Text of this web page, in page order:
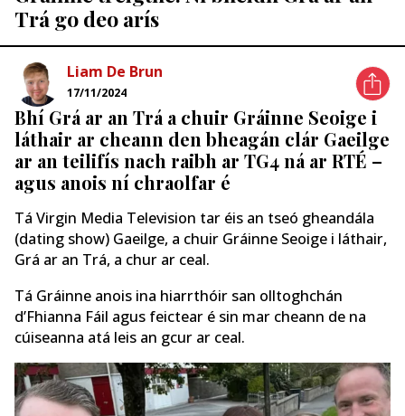
Trá go deo arís
Liam De Brun
17/11/2024
Bhí Grá ar an Trá a chuir Gráinne Seoige i
láthair ar cheann den bheagán clár Gaeilge
ar an teilifís nach raibh ar TG4 ná ar RTÉ –
agus anois ní chraolfar é
Tá Virgin Media Television tar éis an tseó gheandála
(dating show) Gaeilge, a chuir Gráinne Seoige i láthair,
Grá ar an Trá, a chur ar ceal.
Tá Gráinne anois ina hiarrthóir san olltoghchán
d’Fhianna Fáil agus feictear é sin mar cheann de na
cúiseanna atá leis an gcur ar ceal.